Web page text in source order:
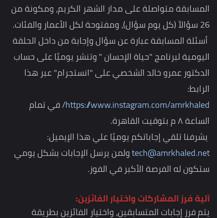
المسابقة متواصلة على مدار الشهر الكريم، ومكونة من
26 سؤالاً (كل يوم سؤال)، ومفتوحة لكل الأعمار والفئات.
أسئلة المسابقة عبارة عن سؤال وإجابة من داخل الحلقة
اليومية لبرنامج "حياة الإحسان " وتنشر يوميًا على حساب
الدكتور عمرو خالد الشخصي على "انستجرام" عبر هذا
الرابط:
https://www.instagram.com/amrkhaled/ في تمام
الساعة ٨ م بتوقيت القاهرة.
يشرفنا تلقي إجاباتكم يوميًا علي هذا الإيميل:
tech@amrkhaled.netولمن يرسل الإجابات بشكل يومي
ستكون له الفرصة الأكبر في الفوز.
آلية فرز المشاركات واختيار الفائزين:
يتم فرز إجابات المتسابقين، واختيار الفائزين بطريقة